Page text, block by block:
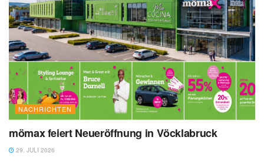
NACHRICHTEN
mömax feiert Neueröffnung in Vöcklabruck
29. JULI 2026